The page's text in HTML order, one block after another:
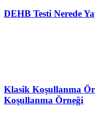
DEHB Testi Nerede
Klasik Koşullanma
Koşullanma Örneği